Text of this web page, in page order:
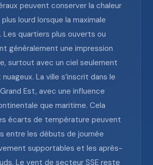
peuvent conserver la chaleur
plus lourd lorsque la maximale
quartiers plus ouverts ou
généralement une impression
surtout avec un ciel seulement
La ville s’inscrit dans le
Est, avec une influence
que maritime. Cela
écarts de température peuvent
entre les débuts de journée
supportables et les après-
Le vent de secteur SSE reste